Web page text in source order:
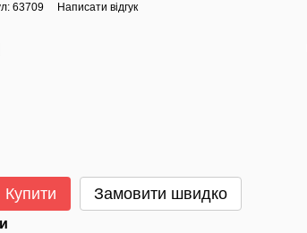
63709 Написати відгук
Купити Замовити швидко